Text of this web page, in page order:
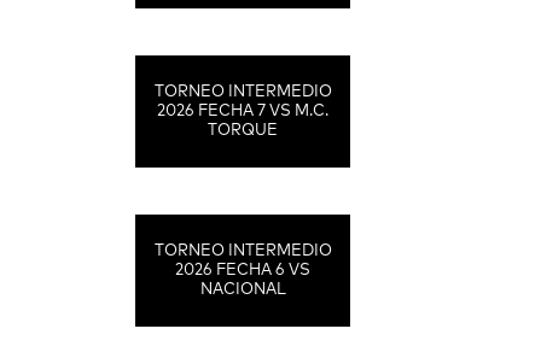
TORNEO INTERMEDIO
2026 FECHA 7 VS M.C.
TORQUE
TORNEO INTERMEDIO
2026 FECHA 6 VS
NACIONAL